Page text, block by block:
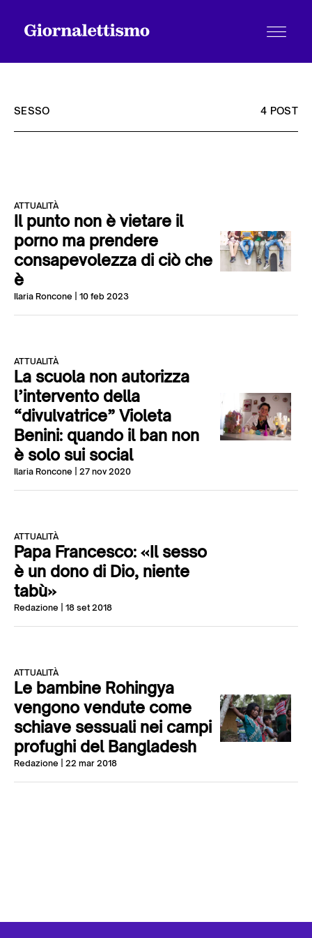
Chi siamo
Contatti
SESSO 4 POST
ATTUALITÀ
Il punto non è vietare il
porno ma prendere
consapevolezza di ciò che
è
Ilaria Roncone | 10 feb 2023
ATTUALITÀ
La scuola non autorizza
l’intervento della
“divulvatrice” Violeta
Benini: quando il ban non
è solo sui social
Ilaria Roncone | 27 nov 2020
ATTUALITÀ
Papa Francesco: «Il sesso
è un dono di Dio, niente
tabù»
Redazione | 18 set 2018
ATTUALITÀ
Le bambine Rohingya
vengono vendute come
schiave sessuali nei campi
profughi del Bangladesh
Redazione | 22 mar 2018